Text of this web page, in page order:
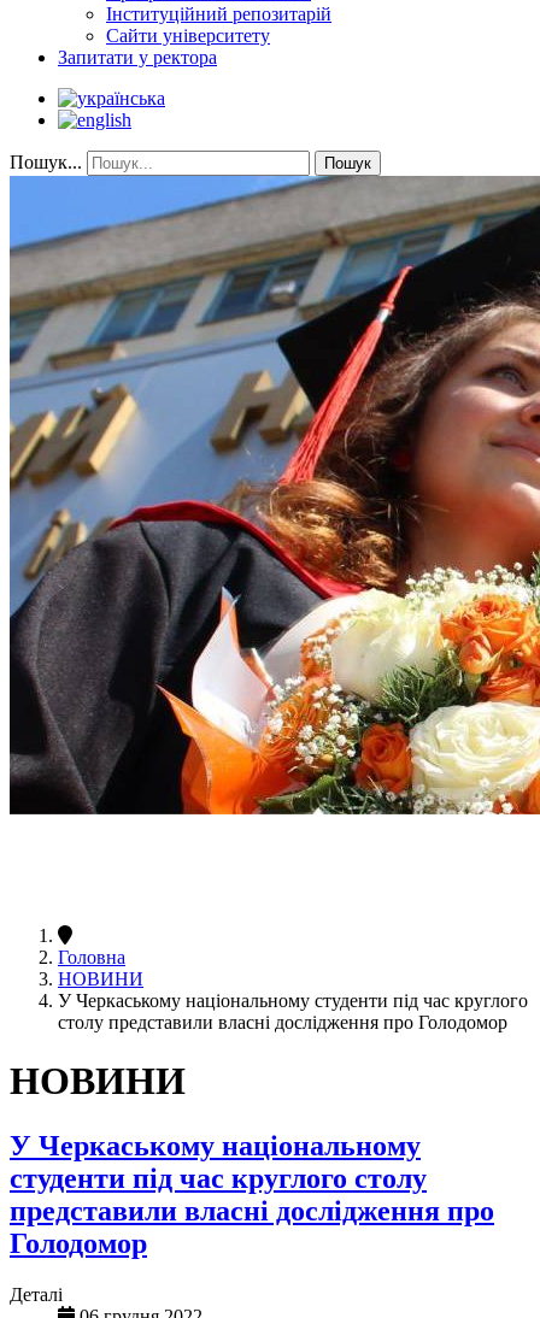
Інституційний репозитарій
Сайти університету
Запитати у ректора
Пошук... Пошук
Головна
НОВИНИ
У Черкаському національному студенти під час круглого
столу представили власні дослідження про Голодомор
НОВИНИ
У Черкаському національному
студенти під час круглого столу
представили власні дослідження про
Голодомор
Деталі